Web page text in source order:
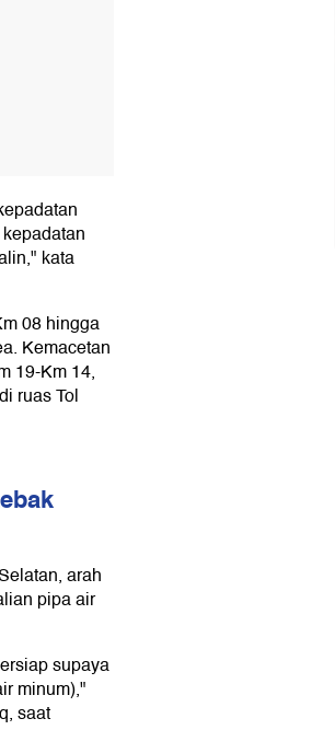
kata
08 hingga
Kemacetan
19-Km 14,
ruas Tol
arah
pipa air
supaya
minum),"
saat